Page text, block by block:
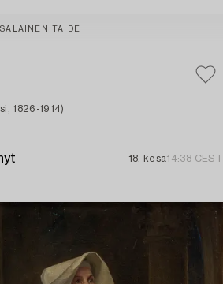
TAIDE
1826-1914)
18. kesä14:38 CEST